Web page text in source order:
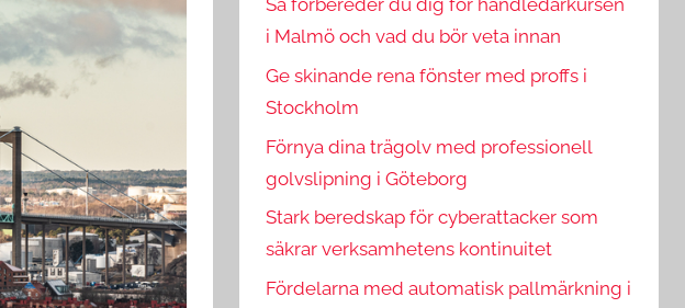
i Malmö och vad du bör veta innan
Ge skinande rena fönster med proffs i
Stockholm
Förnya dina trägolv med professionell
golvslipning i Göteborg
Stark beredskap för cyberattacker som
säkrar verksamhetens kontinuitet
Fördelarna med automatisk pallmärkning i